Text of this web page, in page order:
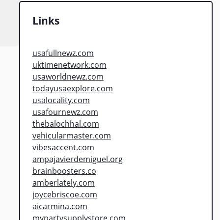
Links
usafullnewz.com
uktimenetwork.com
usaworldnewz.com
todayusaexplore.com
usalocality.com
usafournewz.com
thebalochhal.com
vehicularmaster.com
vibesaccent.com
ampajavierdemiguel.org
brainboosters.co
amberlately.com
joycebriscoe.com
aicarmina.com